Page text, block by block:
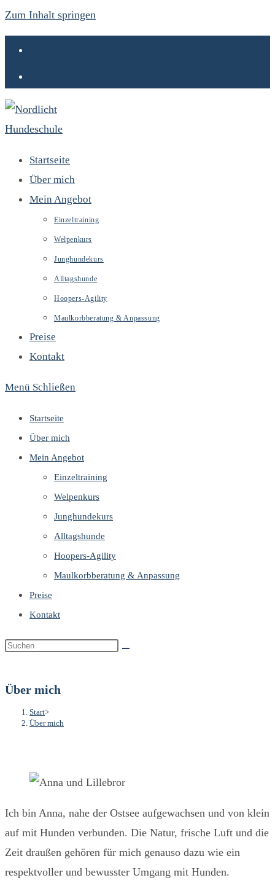
Zum Inhalt springen
Startseite
Über mich
Mein Angebot
Einzeltraining
Welpenkurs
Junghundekurs
Alltagshunde
Hoopers-Agility
Maulkorbberatung & Anpassung
Preise
Kontakt
Menü Schließen
Startseite
Über mich
Mein Angebot
Einzeltraining
Welpenkurs
Junghundekurs
Alltagshunde
Hoopers-Agility
Maulkorbberatung & Anpassung
Preise
Kontakt
Über mich
Start>
Über mich
Ich bin Anna, nahe der Ostsee aufgewachsen und von klein
auf mit Hunden verbunden. Die Natur, frische Luft und die
Zeit draußen gehören für mich genauso dazu wie ein
respektvoller und bewusster Umgang mit Hunden.